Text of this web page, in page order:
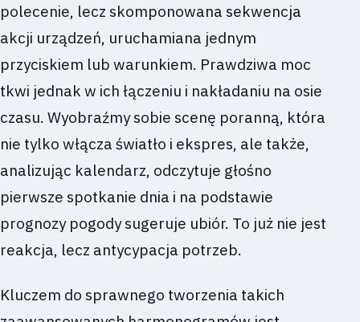
polecenie, lecz skomponowana sekwencja
akcji urządzeń, uruchamiana jednym
przyciskiem lub warunkiem. Prawdziwa moc
tkwi jednak w ich łączeniu i nakładaniu na osie
czasu. Wyobraźmy sobie scenę poranną, która
nie tylko włącza światło i ekspres, ale także,
analizując kalendarz, odczytuje głośno
pierwsze spotkanie dnia i na podstawie
prognozy pogody sugeruje ubiór. To już nie jest
reakcja, lecz antycypacja potrzeb.
Kluczem do sprawnego tworzenia takich